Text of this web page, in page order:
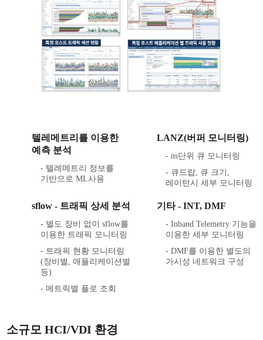
텔레메트리를 이용한
예측 분석
- 텔레메트리 정보를
기반으로 ML사용
LANZ(버퍼 모니터링)
- ns단위 큐 모니터링
- 큐드랍, 큐 크기,
레이턴시 세부 모니터링
sflow - 트래픽 상세 분석
- 별도 장비 없이 sflow를
이용한 트래픽 모니터링
- 트래픽 현황 모니터링
(장비별, 애플리케이션별
등)
- 메트릭별 플로 조회
기타 - INT, DMF
- Inband Telemetry 기능을
이용한 세부 모니터링
- DMF를 이용한 별도의
가시성 네트워크 구성
소규모 HCI/VDI 환경